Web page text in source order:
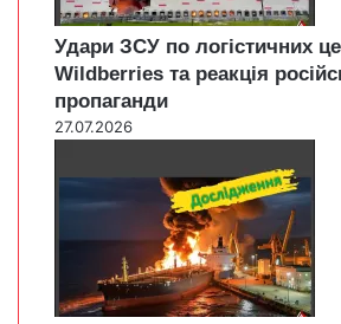
Удари ЗСУ по логістичних
Wildberries та реакція
пропаганди
27.07.2026